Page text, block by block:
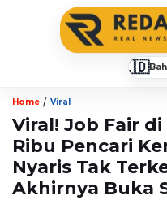
🇮🇩
Home / Viral
Viral! Job Fair
Ribu Pencari
Nyaris Tak
Akhirnya Buka